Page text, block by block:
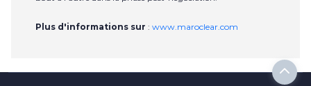
Plus d'informations sur : www.maroclear.com